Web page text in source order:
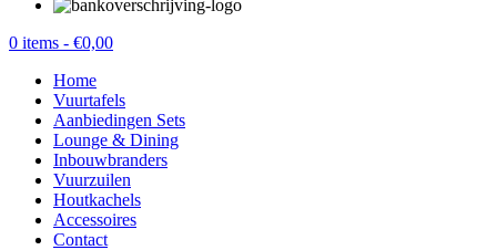
0 items - €0,00
Home
Vuurtafels
Aanbiedingen Sets
Lounge & Dining
Inbouwbranders
Vuurzuilen
Houtkachels
Accessoires
Contact